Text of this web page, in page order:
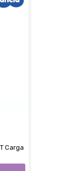
Carga